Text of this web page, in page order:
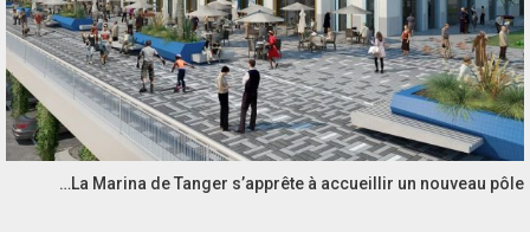
La Marina de Tanger s’apprête à accueillir un nouveau pôle…